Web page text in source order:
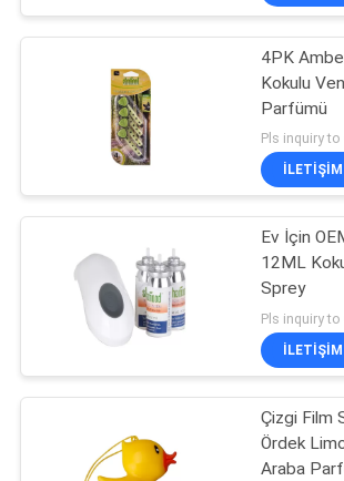
HABERLER
HARITASI
PRIVACY
POLICY
Havalandırma
Spreyi
Asılı Oda
4PK
Kokulu
Parfümü
İLETIŞIM
Ev İçin
12ML
Sprey
İLETIŞIM
Çizgi Film
Ördek
Araba